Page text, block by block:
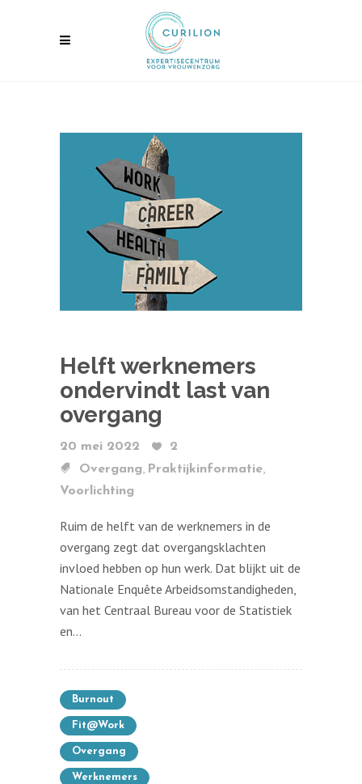
Helft werknemers
ondervindt last van
overgang
20 mei 2022
2
Overgang, Praktijkinformatie,
Voorlichting
Ruim de helft van de werknemers in de
overgang zegt dat overgangsklachten
invloed hebben op hun werk. Dat blijkt uit de
Nationale Enquête Arbeidsomstandigheden,
van het Centraal Bureau voor de Statistiek
en...
Burnout
Fit@work
Overgang
Werknemers